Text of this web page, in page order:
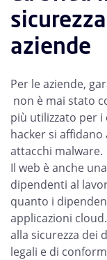
aziende
Per le aziende,
non è mai stato
più utilizzato per
hacker si affidano
attacchi malware.
Il web è anche
dipendenti al
quanto i
applicazioni
alla sicurezza dei
legali e di